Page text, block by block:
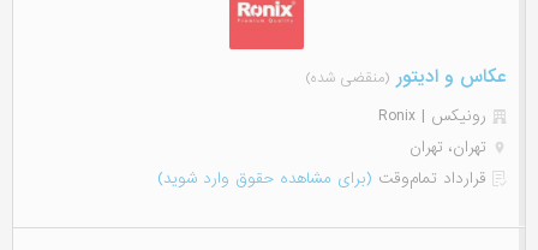
عکاس و ادیتور (منقضی شده)
رونیکس | Ronix
تهران، تهران
قرارداد تمام‌وقت (برای مشاهده حقوق وارد شوید)